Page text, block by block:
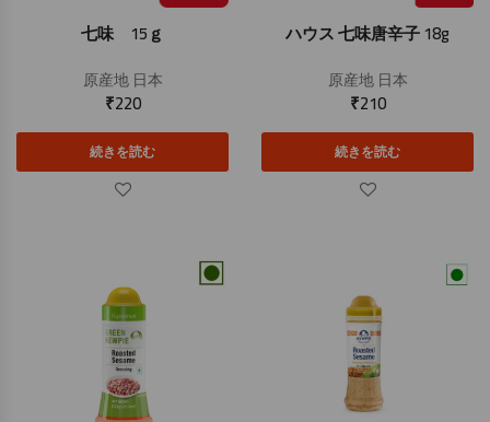
七味 15ｇ
原産地日本
₹220
続きを読む
ハウス 七味唐辛子 18g
原産地日本
₹210
続きを読む